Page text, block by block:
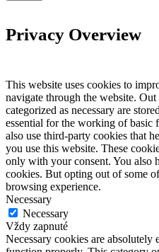
Privacy Overview
This website uses cookies to
navigate through the website.
categorized as necessary are
essential for the working of basic
also use third-party cookies that
you use this website. These
only with your consent. You also
cookies. But opting out of some
browsing experience.
Necessary
Necessary
Vždy zapnuté
Necessary cookies are absolutely